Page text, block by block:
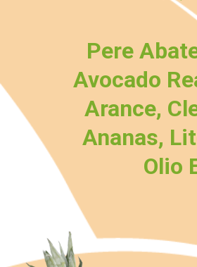
Pere
Avocado
Arance,
Ananas,
Olio